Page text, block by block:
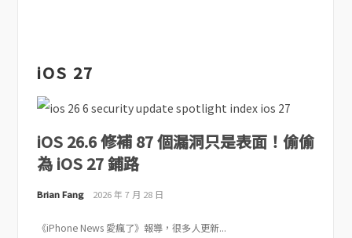
iOS 27
iOS 26.6 修補 87 個漏洞只是表面！偷偷
為 iOS 27 鋪路
Brian Fang 2026 年 7 月 28 日
《iPhone News 愛瘋了》報導，很多人更新...